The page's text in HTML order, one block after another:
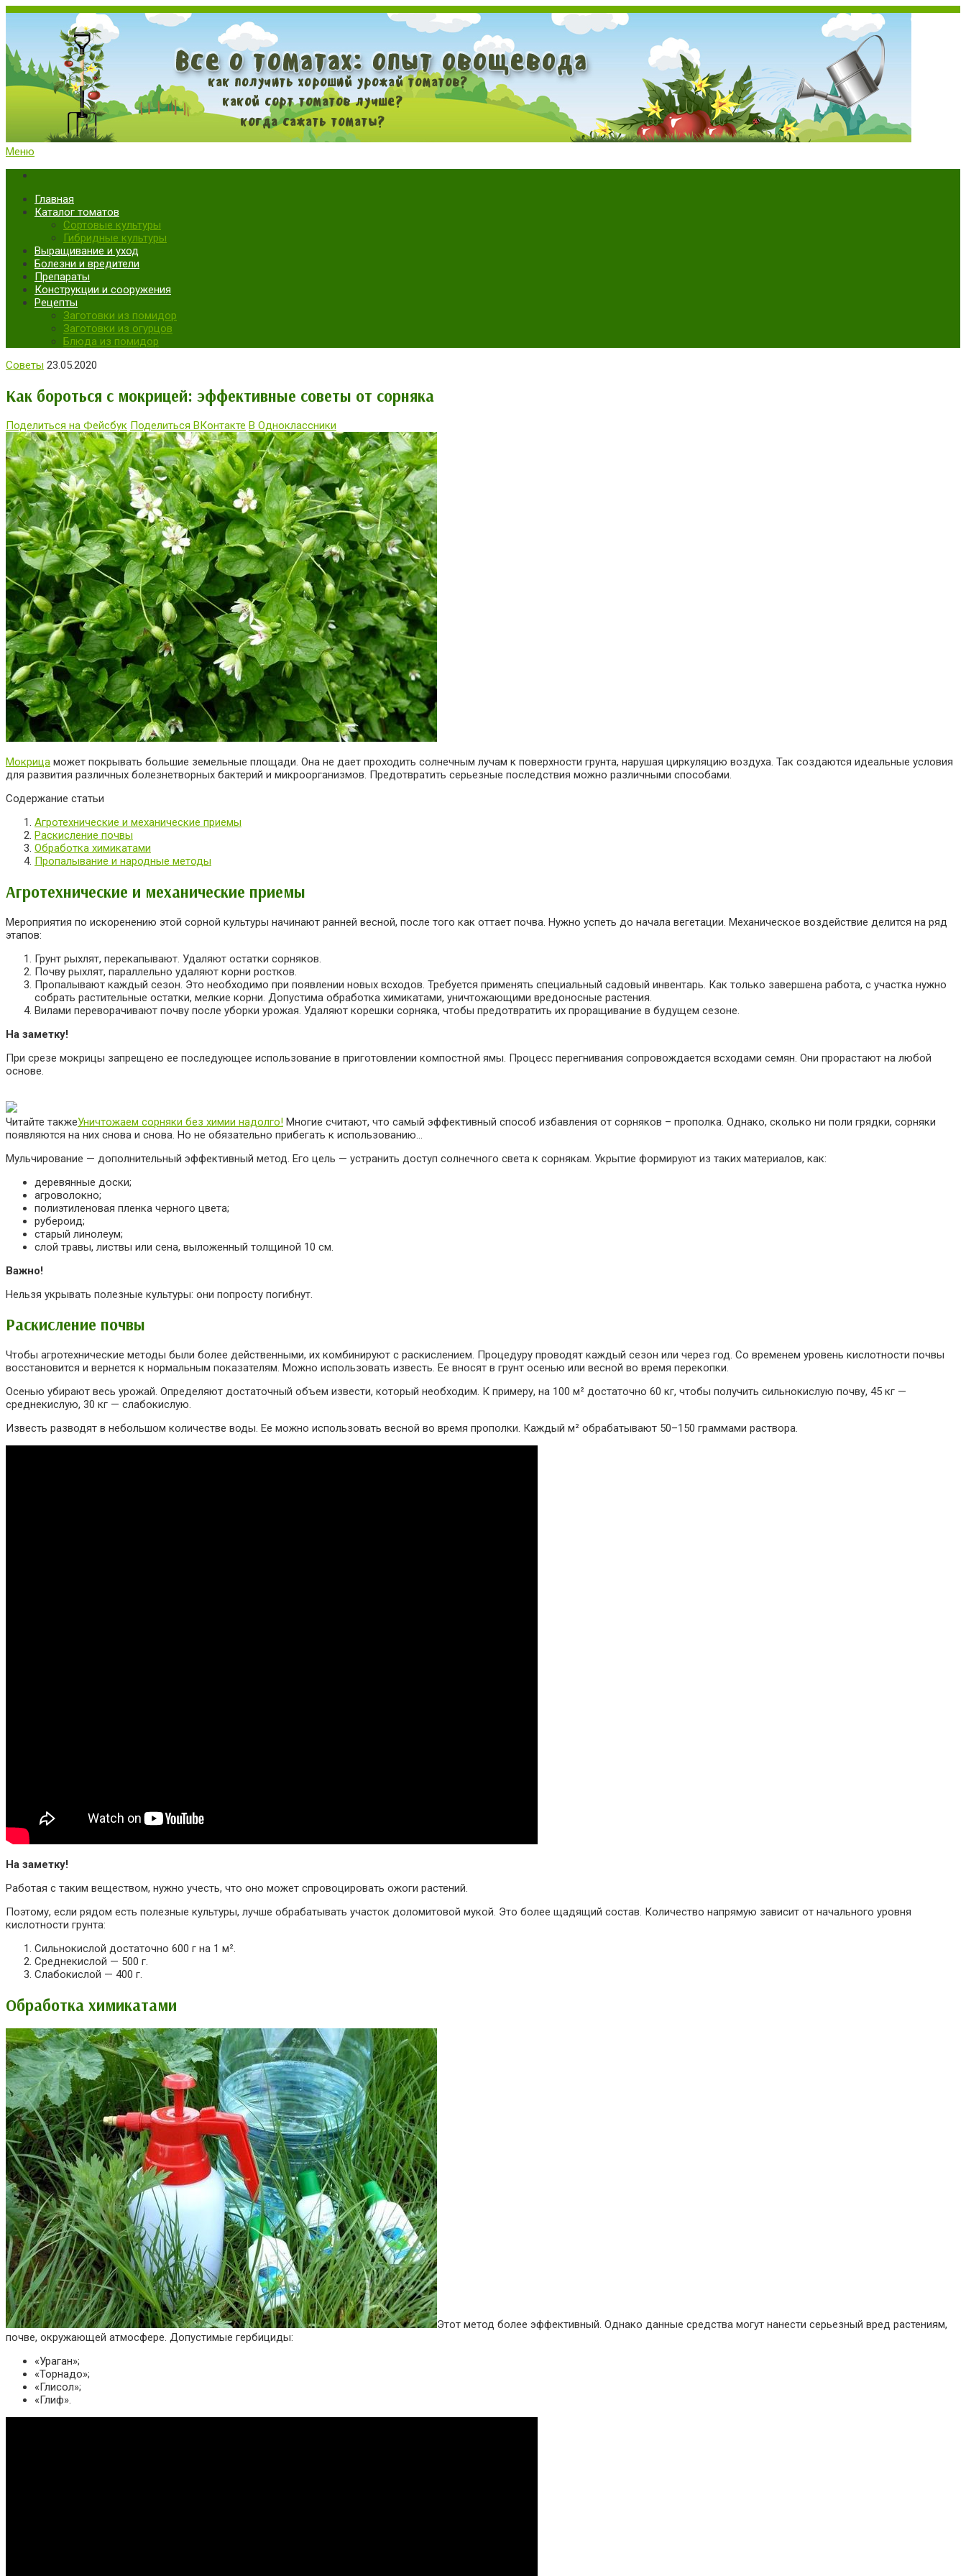
Меню
Главная
Каталог томатов
Сортовые культуры
Гибридные культуры
Выращивание и уход
Болезни и вредители
Препараты
Конструкции и сооружения
Рецепты
Заготовки из помидор
Заготовки из огурцов
Блюда из помидор
Советы 23.05.2020
Как бороться с мокрицей: эффективные советы от сорняка
Поделиться на Фейсбук Поделиться ВКонтакте В Одноклассники
Мокрица может покрывать большие земельные площади. Она не дает проходить солнечным лучам к поверхности грунта, нарушая циркуляцию воздуха. Так создаются идеальные условия
для развития различных болезнетворных бактерий и микроорганизмов. Предотвратить серьезные последствия можно различными способами.
Содержание статьи
Агротехнические и механические приемы
Раскисление почвы
Обработка химикатами
Пропалывание и народные методы
Агротехнические и механические приемы
Мероприятия по искоренению этой сорной культуры начинают ранней весной, после того как оттает почва. Нужно успеть до начала вегетации. Механическое воздействие делится на ряд
этапов:
Грунт рыхлят, перекапывают. Удаляют остатки сорняков.
Почву рыхлят, параллельно удаляют корни ростков.
Пропалывают каждый сезон. Это необходимо при появлении новых всходов. Требуется применять специальный садовый инвентарь. Как только завершена работа, с участка нужно
собрать растительные остатки, мелкие корни. Допустима обработка химикатами, уничтожающими вредоносные растения.
Вилами переворачивают почву после уборки урожая. Удаляют корешки сорняка, чтобы предотвратить их проращивание в будущем сезоне.
На заметку!
При срезе мокрицы запрещено ее последующее использование в приготовлении компостной ямы. Процесс перегнивания сопровождается всходами семян. Они прорастают на любой
основе.
Читайте такжеУничтожаем сорняки без химии надолго! Многие считают, что самый эффективный способ избавления от сорняков – прополка. Однако, сколько ни поли грядки, сорняки
появляются на них снова и снова. Но не обязательно прибегать к использованию…
Мульчирование — дополнительный эффективный метод. Его цель — устранить доступ солнечного света к сорнякам. Укрытие формируют из таких материалов, как:
деревянные доски;
агроволокно;
полиэтиленовая пленка черного цвета;
рубероид;
старый линолеум;
слой травы, листвы или сена, выложенный толщиной 10 см.
Важно!
Нельзя укрывать полезные культуры: они попросту погибнут.
Раскисление почвы
Чтобы агротехнические методы были более действенными, их комбинируют с раскислением. Процедуру проводят каждый сезон или через год. Со временем уровень кислотности почвы
восстановится и вернется к нормальным показателям. Можно использовать известь. Ее вносят в грунт осенью или весной во время перекопки.
Осенью убирают весь урожай. Определяют достаточный объем извести, который необходим. К примеру, на 100 м² достаточно 60 кг, чтобы получить сильнокислую почву, 45 кг —
среднекислую, 30 кг — слабокислую.
Известь разводят в небольшом количестве воды. Ее можно использовать весной во время прополки. Каждый м² обрабатывают 50–150 граммами раствора.
На заметку!
Работая с таким веществом, нужно учесть, что оно может спровоцировать ожоги растений.
Поэтому, если рядом есть полезные культуры, лучше обрабатывать участок доломитовой мукой. Это более щадящий состав. Количество напрямую зависит от начального уровня
кислотности грунта:
Сильнокислой достаточно 600 г на 1 м².
Среднекислой — 500 г.
Слабокислой — 400 г.
Обработка химикатами
Этот метод более эффективный. Однако данные средства могут нанести серьезный вред растениям,
почве, окружающей атмосфере. Допустимые гербициды:
«Ураган»;
«Торнадо»;
«Глисол»;
«Глиф».